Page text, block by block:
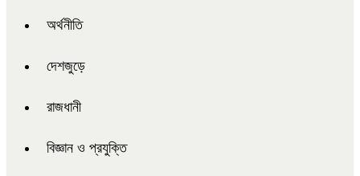
অর্থনীতি
দেশজুড়ে
রাজধানী
বিজ্ঞান ও প্রযুক্তি